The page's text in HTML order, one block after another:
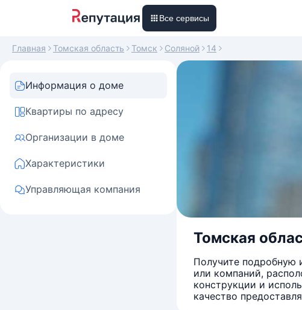
Все сервисы
Главная Томская область Томск Соляной 14
Информация о доме
Квартиры по адресу
Организации в доме
Характеристики
Управляющая компания
Томская
Получите подробную
или компаний,
конструкции и
качество